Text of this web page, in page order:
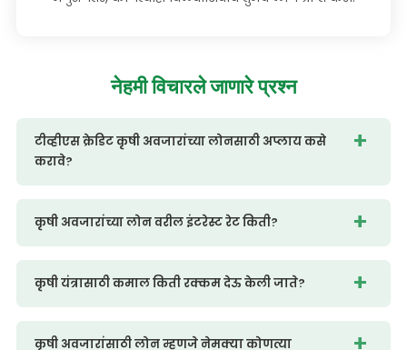
नेहमीविचारले जाणारे प्रश्न
टीव्हीएस क्रेडिट कृषी अवजारांच्या लोनसाठी अप्लाय कसे
करावे?
कृषी अवजारांच्या लोन वरील इंटरेस्ट रेट किती?
कृषी यंत्रासाठी कमाल किती रक्कम देऊ केली जाते?
कृषी अवजारांसाठी लोन म्हणजे नेमक्या कोणत्या